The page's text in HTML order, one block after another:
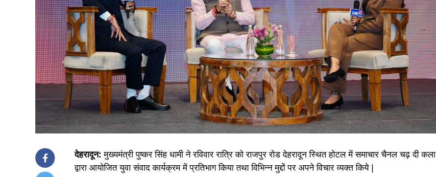
देहरादून: मुख्यमंत्री पुष्कर सिंह धामी ने रविवार रात्रि को राजपुर रोड देहरादून स्थित होटल में समाचार चैनल चढ़ दी कला
द्वारा आयोजित युवा संवाद कार्यक्रम में प्रतिभाग किया तथा विभिन्न मुद्दों पर अपने विचार व्यक्त किये |